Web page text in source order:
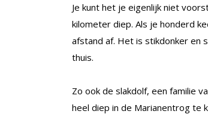
Je kunt het je eigenlijk niet
kilometer diep. Als je honderd
afstand af. Het is stikdonker en
thuis.
Zo ook de slakdolf, een familie
heel diep in de Marianentrog te